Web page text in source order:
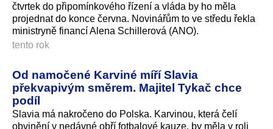
čtvrtek do připomínkového řízení a vláda by ho měla
projednat do konce června. Novinářům to ve středu řekla
ministryně financí Alena Schillerová (ANO).
tento rok
Od namočené Karviné míří Slavia
překvapivým směrem. Majitel Tykač chce
podíl
Slavia má nakročeno do Polska. Karvinou, která čelí
obvinění v nedávné obří fotbalové kauze, by měla v roli